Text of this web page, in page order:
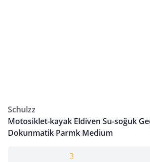
Schulzz
Motosiklet-kayak Eldiven Su-soğuk
Dokunmatik Parmk Medium
3